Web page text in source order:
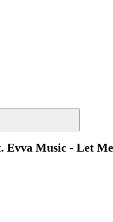
Evva Music - Let